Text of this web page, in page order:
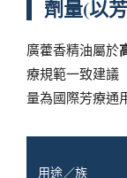
劑量(以
廣藿香精油屬於
療規範一致建議
量為國際芳療通
用途／族